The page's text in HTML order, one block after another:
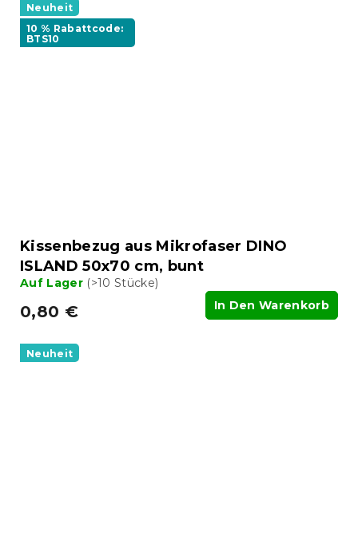
Neuheit
10 % Rabattcode:
BTS10
Kissenbezug aus Mikrofaser DINO
ISLAND 50x70 cm, bunt
Auf Lager (>10 Stücke)
0,80 € In Den Warenkorb
Neuheit